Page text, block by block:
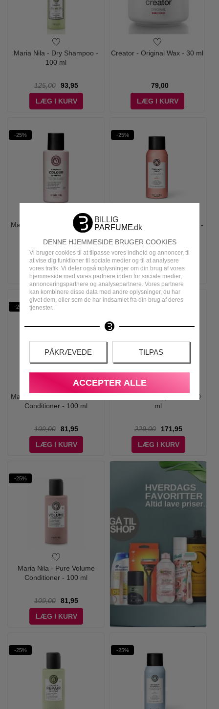
DENNE HJEMMESIDE BRUGER COOKIES
Vi bruger cookies til at tilpasse vores indhold og annoncer, til
at vise dig funktioner til sociale medier og til at analysere
vores trafik. Vi deler også oplysninger om din brug af vores
hjemmeside med vores partnere inden for sociale medier,
annonceringspartnere og analysepartnere. Vores partnere
kan kombinere disse data med andre oplysninger, du har
givet dem, eller som de har indsamlet fra din brug af deres
tjenester.
PÅKRÆVEDE TILPAS
ACCEPTER ALLE
Maria Nila - Dry Shampoo -
100 ml
125,00
93,95
LÆG I KURV
Creator - Original Wax - 30 ml
79,00
LÆG I KURV
-25%
Maria Nila - Luminous Colour
Shampoo - 100 ml
109,00
81,95
LÆG I KURV
-25%
Maria Nila - Finishing Spray -
125,00
93,95
LÆG I KURV
-25%
Maria Nila - Luminous Colour
Conditioner - 100 ml
109,00
81,95
LÆG I KURV
Maria Nila - Salty Mist - 150
ml
229,00
171,95
LÆG I KURV
-25%
Maria Nila - Pure Volume
Conditioner - 100 ml
109,00
81,95
LÆG I KURV
-25% -25%